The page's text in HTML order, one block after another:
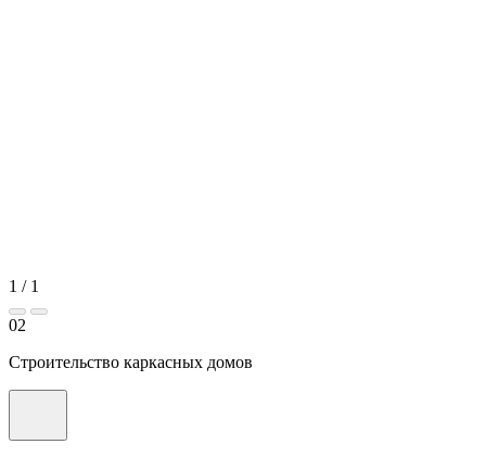
1 / 1
02
Строительство каркасных домов